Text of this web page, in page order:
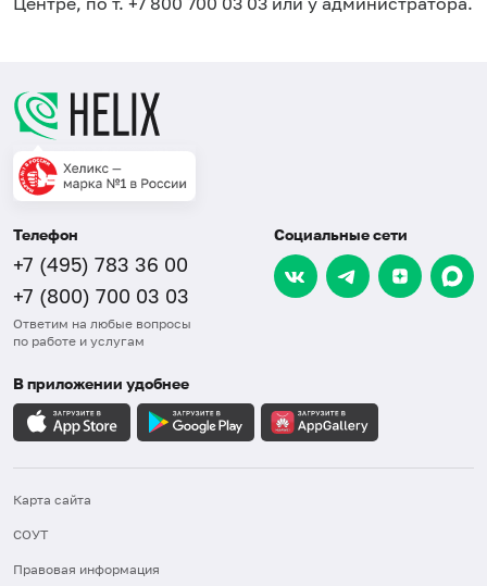
Телефон
+7 (495) 783 36 00
+7 (800) 700 03 03
Ответим на любые вопросы
по работе и услугам
Социальные сети
В приложении удобнее
Карта сайта
СОУТ
Правовая информация